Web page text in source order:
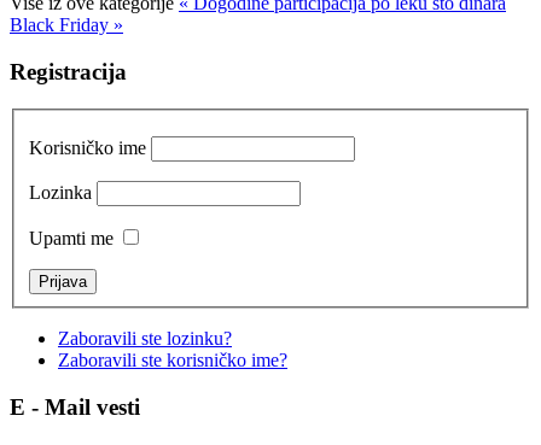
Black Friday »
Registracija
Korisničko ime
Lozinka
Upamti me
Zaboravili ste lozinku?
Zaboravili ste korisničko ime?
E - Mail vesti